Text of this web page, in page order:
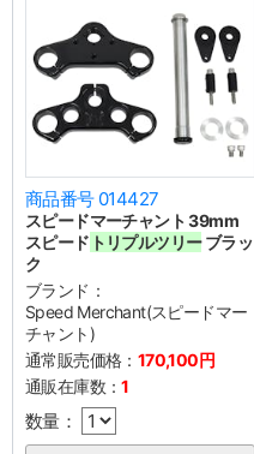
商品番号 014427
スピードマーチャント 39mm
スピード トリプルツリーブラッ
ク
ブランド：
Speed Merchant(スピードマー
チャント)
通常販売価格： 170,100円
通販在庫数：1
数量：